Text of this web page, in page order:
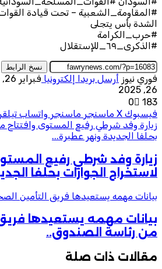
#المقاومة_الشعبية – تحت قيادة
الشدة بأس يتجلى
#حرب_الكرامة
#الذكرى_٦٩_للإستقلال
نسخ الرابط
فوري نيوز أرسل بريدا إلكترونيا فبراير 26, 2025
26, 2025
0
183
فيسبوك ‫X ماسنجر ماسنجر واتساب
زيارة وفد شرطي رفيع المستوى وافتتاح
بحلفا الجديدة ونهر عطبرة...
زيارة وفد شرطي رفيع
لاستخراج الجوازات بحلفا
بيانات مهمه يستعيدها فريق التأمين
بيانات مهمه يستعيدها
من رئاسة الصندوق..
مقالات ذات صلة